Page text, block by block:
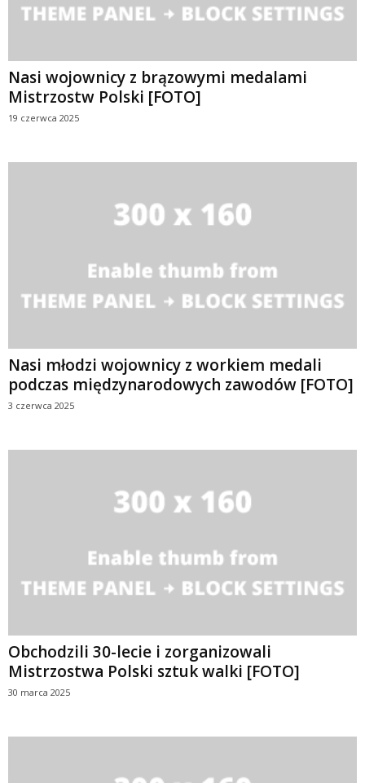
Nasi wojownicy z brązowymi medalami
Mistrzostw Polski [FOTO]
19 czerwca 2025
Nasi młodzi wojownicy z workiem medali
podczas międzynarodowych zawodów [FOTO]
3 czerwca 2025
Obchodzili 30-lecie i zorganizowali
Mistrzostwa Polski sztuk walki [FOTO]
30 marca 2025